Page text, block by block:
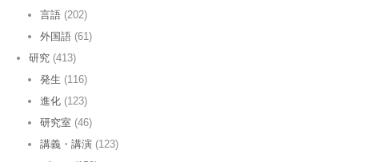
言語 (202)
外国語 (61)
研究 (413)
発生 (116)
進化 (123)
研究室 (46)
講義・講演 (123)